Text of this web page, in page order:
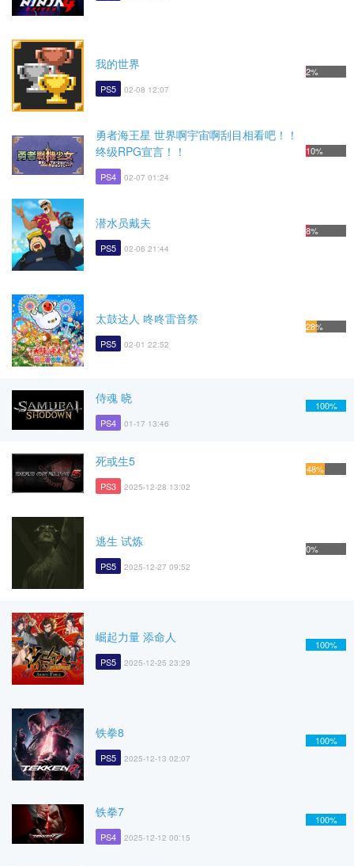
我的世界
PS5 02-08 12:07
2%
勇者海王星 世界啊宇宙啊刮目相看吧！！
终级RPG宣言！！
PS4 02-07 01:24
10%
潜水员戴夫
PS5 02-06 21:44
8%
太鼓达人 咚咚雷音祭
PS5 02-01 22:52
28%
侍魂 晓
PS4 01-17 13:46
100%
死或生5
PS3 2025-12-28 13:02
48%
逃生 试炼
PS5 2025-12-27 09:52
0%
崛起力量 添命人
PS5 2025-12-25 23:29
100%
铁拳8
PS5 2025-12-13 02:07
100%
铁拳7
PS4 2025-12-12 00:15
100%